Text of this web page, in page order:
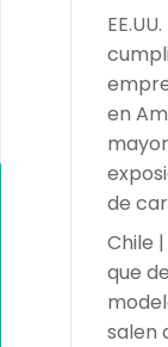
en
de
Chile
que
salen